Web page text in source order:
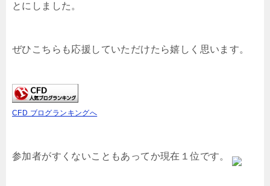
とにしました。
ぜひこちらも応援していただけたら嬉しく思います。
CFD ブログランキングへ
参加者がすくないこともあってか現在１位です。